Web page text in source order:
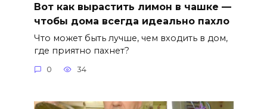
Вот как вырастить лимон в чашке —
чтобы дома всегда идеально пахло
Что может быть лучше, чем входить в дом,
где приятно пахнет?
0 34